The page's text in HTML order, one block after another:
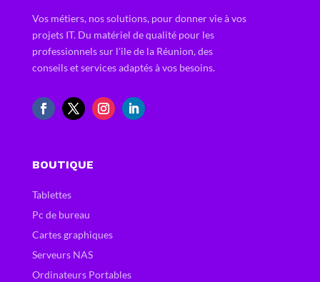
Vos métiers, nos solutions, pour donner vie à vos
projets IT. Du matériel de qualité pour les
professionnels sur l'ile de la Réunion, des
conseils et services adaptés à vos besoins.
BOUTIQUE
Tablettes
Pc de bureau
Cartes graphiques
Serveurs NAS
Ordinateurs Portables